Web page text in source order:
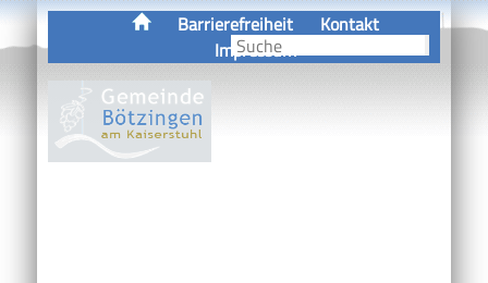
Barrierefreiheit
Kontakt
Impressum